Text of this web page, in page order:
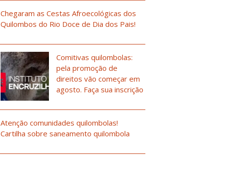
Chegaram as Cestas Afroecológicas dos
Quilombos do Rio Doce de Dia dos Pais!
Comitivas quilombolas:
pela promoção de
direitos vão começar em
agosto. Faça sua inscrição
Atenção comunidades quilombolas!
Cartilha sobre saneamento quilombola